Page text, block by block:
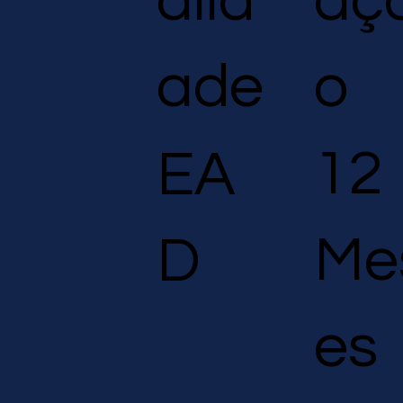
ade
EA
D
o
12
es